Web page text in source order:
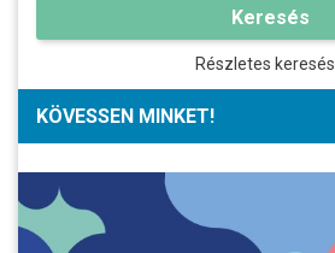
Keresés
Részletes keresés
KÖVESSEN MINKET!